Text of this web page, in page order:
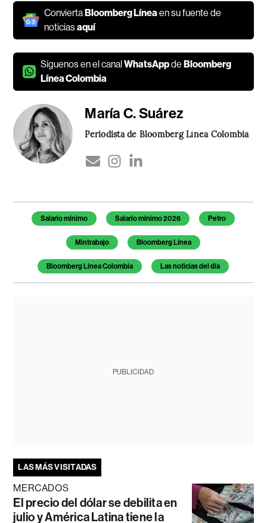
ConviertaBloomberg Línea en su fuente de
noticiasaquí
Síguenos en el canalWhatsAppdeBloomberg
Línea Colombia
María C. Suárez
Periodista de Bloomberg Línea Colombia
Temas de este artículo
Salario mínimo Salario mínimo 2026 Petro
Mintrabajo Bloomberg Línea
Bloomberg Línea Colombia Las noticias del día
PUBLICIDAD
LAS MÁS VISITADAS
MERCADOS
El precio del dólar se debilita en
julio y América Latina tiene la